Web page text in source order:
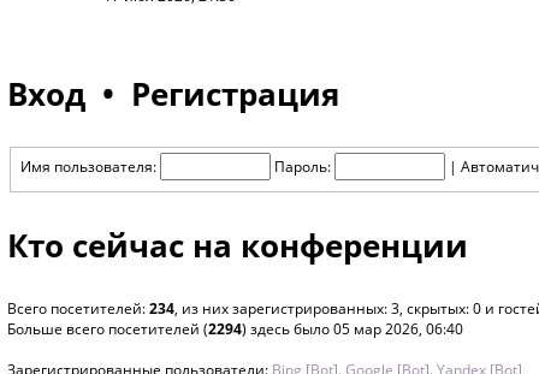
Вход • Регистрация
Имя пользователя: Пароль: |
Кто сейчас на конференции
Всего посетителей:234, из них зарегистрированных: 3, скрытых: 0 и
Больше всего посетителей (2294) здесь было 05 мар 2026, 06:40